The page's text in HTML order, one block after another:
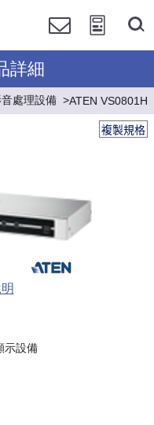
詳細
處理設備 ATEN VS0801H
複製規格
示設備